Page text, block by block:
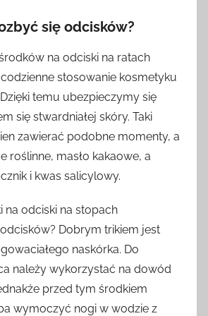
się odcisków?
na odciski na ratach
stosowanie kosmetyku
temu ubezpieczymy się
się stwardniałej skóry. Taki
zawierać podobne momenty, a
roślinne, masło kakaowe, a
i kwas salicylowy.
na odciski na stopach
Dobrym trikiem jest
naskórka. Do
należy wykorzystać na dowód
przed tym środkiem
wymoczyć nogi w wodzie z